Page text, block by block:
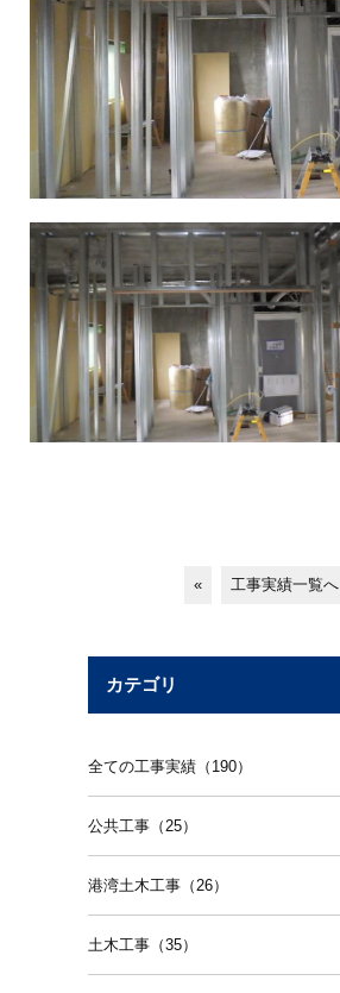
« 工事実績一覧へ
カテゴリ
全ての工事実績（190）
公共工事（25）
港湾土木工事（26）
土木工事（35）